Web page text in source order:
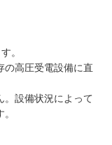
。
の高圧受電設備に直
設備状況によって